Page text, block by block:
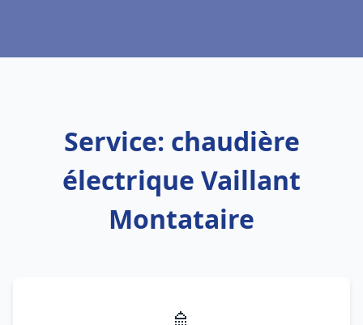
Service: chaudière
électrique Vaillant
Montataire